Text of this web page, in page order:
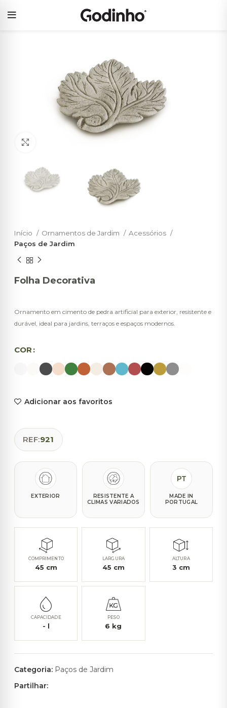
Início Ornamentos de Jardim
Acessórios
Paços de Jardim
Folha Decorativa
Ornamento em cimento de pedra artificial para exterior, resistente e
durável, ideal para jardins, terraços e espaços modernos.
COR
Adicionar aos favoritos
REF:921
EXTERIOR
RESISTENTE A
CLIMAS VARIADOS
PT
MADE IN
PORTUGAL
COMPRIMENTO
45 cm
LARGURA
45 cm
ALTURA
3 cm
CAPACIDADE
- l
PESO
6 kg
Categoria: Paços de Jardim
Partilhar: